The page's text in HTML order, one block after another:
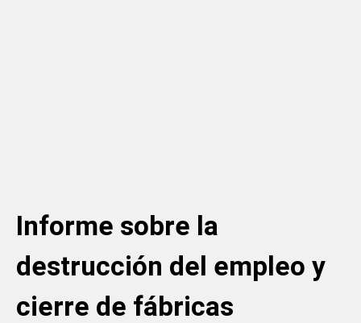
Informe sobre la
destrucción del empleo y
cierre de fábricas